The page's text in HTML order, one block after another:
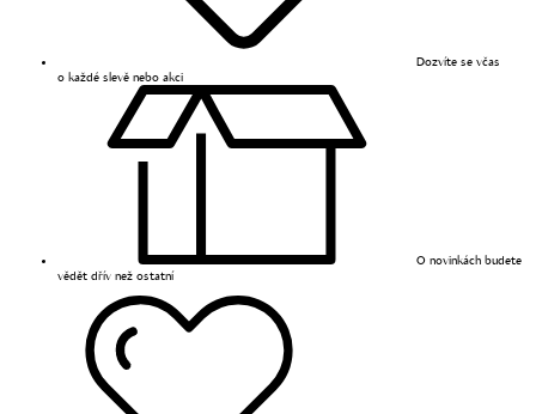
Dozvíte se včas
o každé slevě nebo akci
O novinkách budete
vědět dřív než ostatní